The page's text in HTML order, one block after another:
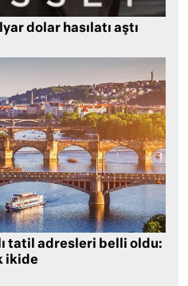
dolar hasılatı aştı
tatil adresleri belli oldu:
ikide